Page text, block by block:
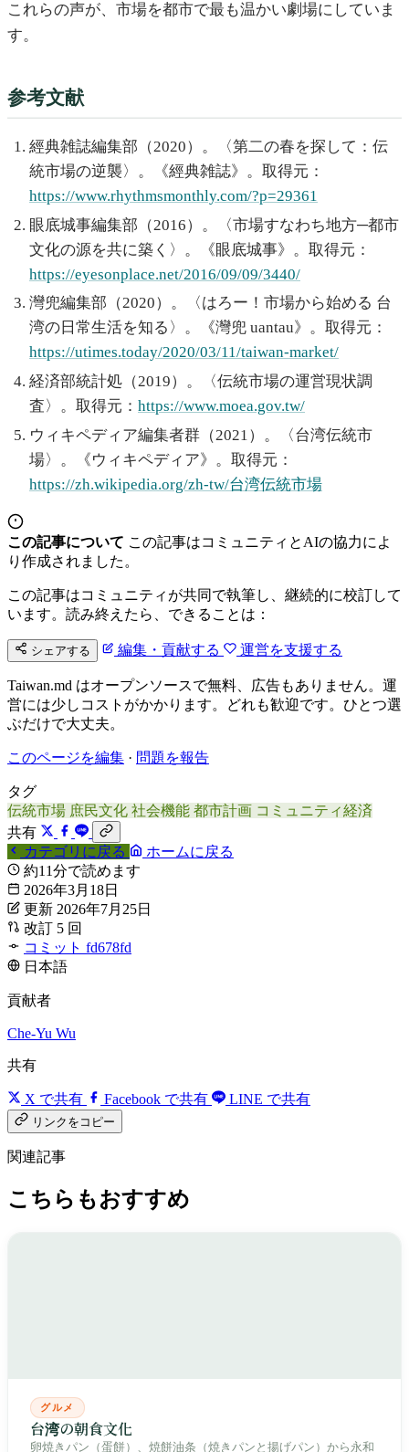
これらの声が、市場を都市で最も温かい劇場にしていま
す。
参考文献
經典雑誌編集部（2020）。〈第二の春を探して：伝
統市場の逆襲〉。《經典雑誌》。取得元：
https://www.rhythmsmonthly.com/?p=29361
眼底城事編集部（2016）。〈市場すなわち地方─都市
文化の源を共に築く〉。《眼底城事》。取得元：
https://eyesonplace.net/2016/09/09/3440/
灣兜編集部（2020）。〈はろー！市場から始める 台
湾の日常生活を知る〉。《灣兜 uantau》。取得元：
https://utimes.today/2020/03/11/taiwan-market/
経済部統計処（2019）。〈伝統市場の運営現状調
査〉。取得元： https://www.moea.gov.tw/
ウィキペディア編集者群（2021）。〈台湾伝統市
場〉。《ウィキペディア》。取得元：
https://zh.wikipedia.org/zh-tw/台湾伝統市場
この記事について この記事はコミュニティとAIの協力によ
り作成されました。
この記事はコミュニティが共同で執筆し、継続的に校訂して
います。読み終えたら、できることは：
シェアする 編集・貢献する 運営を支援する
Taiwan.md はオープンソースで無料、広告もありません。運
営には少しコストがかかります。どれも歓迎です。ひとつ選
ぶだけで大丈夫。
このページを編集 · 問題を報告
タグ
伝統市場 庶民文化 社会機能 都市計画 コミュニティ経済
共有
カテゴリに戻る
ホームに戻る
約11分で読めます
2026年3月18日
更新 2026年7月25日
改訂 5 回
コミット fd678fd
日本語
貢献者
Che-Yu Wu
共有
X で共有 Facebook で共有 LINE で共有
リンクをコピー
関連記事
こちらもおすすめ
グルメ
台湾の朝食文化
卵焼きパン（蛋餅）、焼餅油条（焼きパンと揚げパン）から永和